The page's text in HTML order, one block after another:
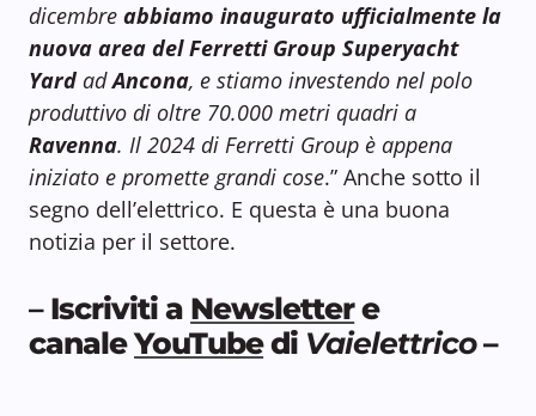
dicembre abbiamo inaugurato ufficialmente la
nuova area del Ferretti Group Superyacht
Yard adAncona, e stiamo investendo nel polo
produttivo di oltre 70.000 metri quadri a
Ravenna. Il 2024 di Ferretti Group è appena
iniziato e promette grandi cose.” Anche sotto il
segno dell’elettrico. E questa è una buona
notizia per il settore.
– Iscriviti a Newslettere
canaleYouTubedi Vaielettrico–